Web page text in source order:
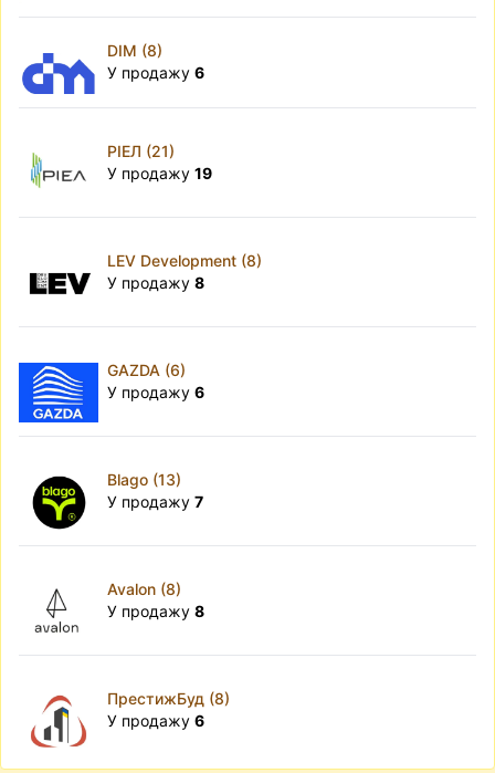
DIM (8)
У продажу 6
РІЕЛ (21)
У продажу 19
LEV Development (8)
У продажу 8
GAZDA (6)
У продажу 6
Blago (13)
У продажу 7
Avalon (8)
У продажу 8
ПрестижБуд (8)
У продажу 6